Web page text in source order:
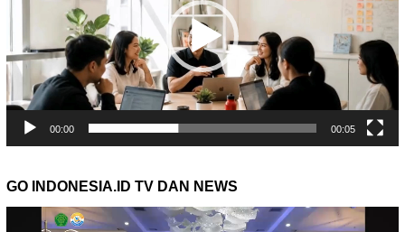
00:00 00:05
GO INDONESIA.ID TV DAN NEWS
Pemutar